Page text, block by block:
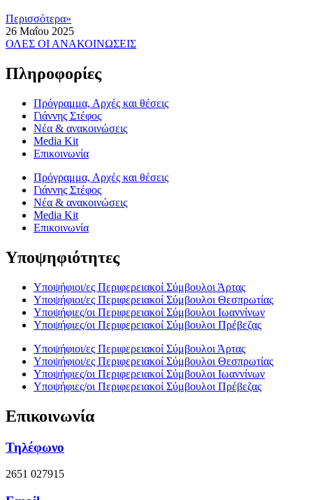
Περισσότερα»
26 Μαΐου 2025
ΟΛΕΣ ΟΙ ΑΝΑΚΟΙΝΩΣΕΙΣ
Πληροφορίες
Πρόγραμμα, Αρχές και θέσεις
Γιάννης Στέφος
Νέα & ανακοινώσεις
Media Kit
Επικοινωνία
Πρόγραμμα, Αρχές και θέσεις
Γιάννης Στέφος
Νέα & ανακοινώσεις
Media Kit
Επικοινωνία
Υποψηφιότητες
Υποψήφιοι/ες Περιφερειακοί Σύμβουλοι Άρτας
Υποψήφιοι/ες Περιφερειακοί Σύμβουλοι Θεσπρωτίας
Υποψήφιες/οι Περιφερειακοί Σύμβουλοι Ιωαννίνων
Υποψήφιες/οι Περιφερειακοί Σύμβουλοι Πρέβεζας
Υποψήφιοι/ες Περιφερειακοί Σύμβουλοι Άρτας
Υποψήφιοι/ες Περιφερειακοί Σύμβουλοι Θεσπρωτίας
Υποψήφιες/οι Περιφερειακοί Σύμβουλοι Ιωαννίνων
Υποψήφιες/οι Περιφερειακοί Σύμβουλοι Πρέβεζας
Επικοινωνία
Τηλέφωνο
2651 027915